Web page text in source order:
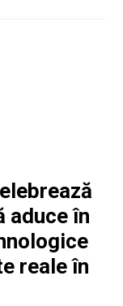
aduce în
reale în